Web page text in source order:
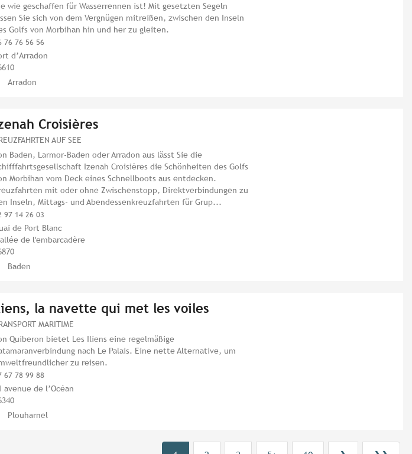
wie geschaffen für Wasserrennen ist! Mit gesetzten Segeln
Sie sich von dem Vergnügen mitreißen, zwischen den Inseln
Golfs von Morbihan hin und her zu gleiten.
76 76 56 56
d’Arradon
Arradon
Croisières
AUF SEE
Baden, Larmor-Baden oder Arradon aus lässt Sie die
Izenah Croisières die Schönheiten des Golfs
Morbihan vom Deck eines Schnellboots aus entdecken.
mit oder ohne Zwischenstopp, Direktverbindungen zu
Inseln, Mittags- und Abendessenkreuzfahrten für Grup...
97 14 26 03
de Port Blanc
de l'embarcadère
Baden
la navette qui met les voiles
MARITIME
Quiberon bietet Les Iliens eine regelmäßige
nach Le Palais. Eine nette Alternative, um
zu reisen.
67 78 99 88
avenue de l’Océan
Plouharnel